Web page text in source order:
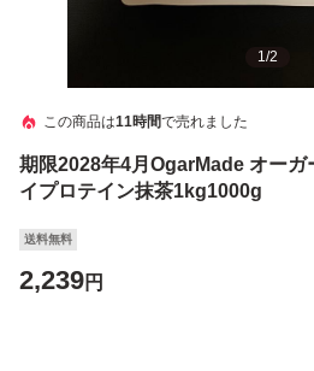
1/2
この商品は11時間で売れました
期限2028年4月OgarMade オー
イプロテイン抹茶1kg1000g
送料無料
2,239円